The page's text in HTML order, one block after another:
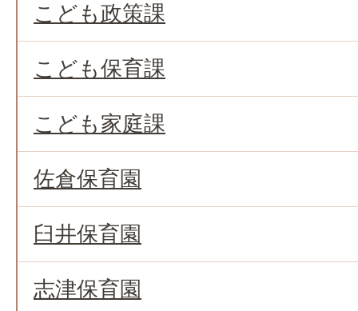
こども政策課
こども保育課
こども家庭課
佐倉保育園
臼井保育園
志津保育園